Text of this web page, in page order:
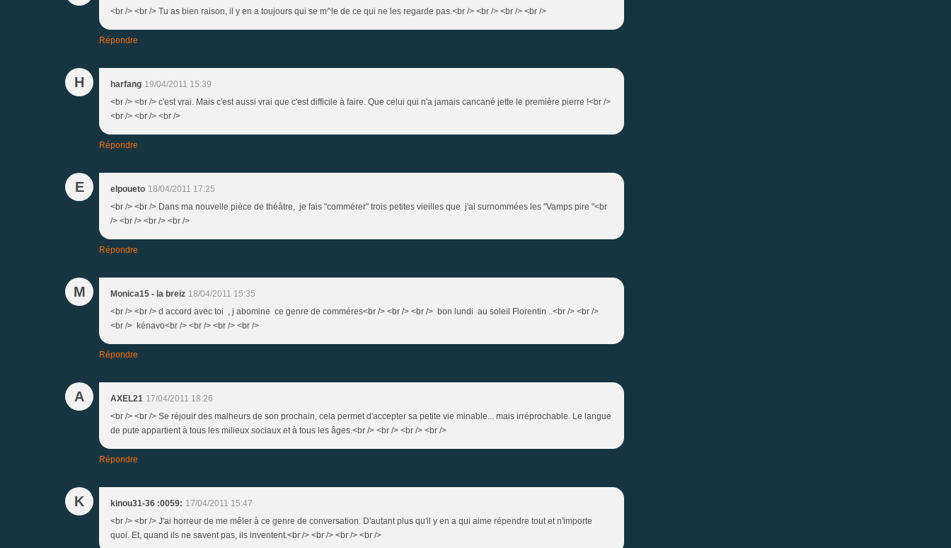
<br /> <br /> Tu as bien raison, il y en a toujours qui se m^le de ce qui ne les regarde pas.<br /> <br /> <br /> <br />
Répondre
H harfang 19/04/2011 15:39
<br /> <br /> c'est vrai. Mais c'est aussi vrai que c'est difficile à faire. Que celui qui n'a jamais cancané jette le première pierre !<br />
<br /> <br /> <br />
Répondre
E elpoueto 18/04/2011 17:25
<br /> <br /> Dans ma nouvelle pièce de théâtre, je fais "commérer" trois petites vieilles que j'ai surnommées les "Vamps pire "<br
/> <br /> <br /> <br />
Répondre
M Monica15 - la breiz 18/04/2011 15:35
<br /> <br /> d accord avec toi , j abomine ce genre de comméres<br /> <br /> <br /> bon lundi au soleil Florentin ..<br /> <br />
<br /> kénavo<br /> <br /> <br /> <br />
Répondre
A AXEL21 17/04/2011 18:26
<br /> <br /> Se réjouir des malheurs de son prochain, cela permet d'accepter sa petite vie minable... mais irréprochable. Le langue
de pute appartient à tous les milieux sociaux et à tous les âges.<br /> <br /> <br /> <br />
Répondre
K kinou31-36 :0059: 17/04/2011 15:47
<br /> <br /> J'ai horreur de me mêler à ce genre de conversation. D'autant plus qu'il y en a qui aime répendre tout et n'importe
quoi. Et, quand ils ne savent pas, ils inventent.<br /> <br /> <br /> <br />